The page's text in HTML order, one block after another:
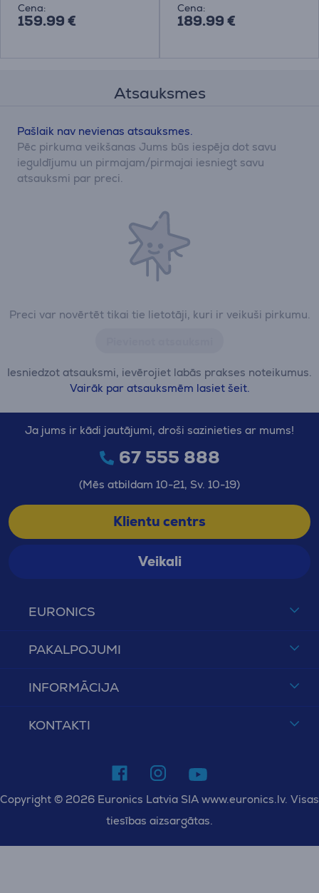
Cena:
159.99 €
Cena:
189.99 €
Atsauksmes
Preci var novērtēt tikai tie lietotāji, kuri ir veikuši pirkumu.
Iesniedzot atsauksmi, ievērojiet labās prakses noteikumus.
Vairāk par atsauksmēm lasiet šeit.
Pašlaik nav nevienas atsauksmes.
Pēc pirkuma veikšanas Jums būs iespēja dot savu
ieguldījumu un pirmajam/pirmajai iesniegt savu
atsauksmi par preci.
EURONICS
PAKALPOJUMI
INFORMĀCIJA
KONTAKTI
Ja jums ir kādi jautājumi, droši sazinieties ar mums!
67 555 888
(Mēs atbildam 10-21, Sv. 10-19)
Klientu centrs
Veikali
Copyright © 2026 Euronics Latvia SIA www.euronics.lv. Visas
tiesības aizsargātas.